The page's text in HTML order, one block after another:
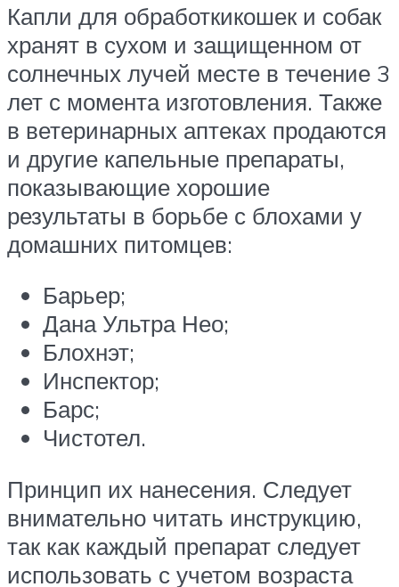
Капли для обработкикошек и собак
хранят в сухом и защищенном от
солнечных лучей месте в течение 3
лет с момента изготовления. Также
в ветеринарных аптеках продаются
и другие капельные препараты,
показывающие хорошие
результаты в борьбе с блохами у
домашних питомцев:
Барьер;
Дана Ультра Нео;
Блохнэт;
Инспектор;
Барс;
Чистотел.
Принцип их нанесения. Следует
внимательно читать инструкцию,
так как каждый препарат следует
использовать с учетом возраста